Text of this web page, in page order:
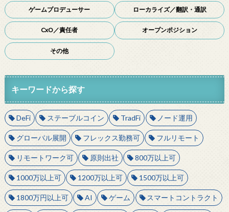
ゲームプロデューサー ローカライズ／翻訳・通訳
CxO／責任者 オープンポジション
その他
キーワードから探す
DeFi ステーブルコイン TradFi ノード運用
グローバル展開 フレックス勤務可 フルリモート
リモートワーク可 原則出社 800万以上可
1000万以上可 1200万以上可 1500万以上可
1800万円以上可 AI ゲーム スマートコントラクト